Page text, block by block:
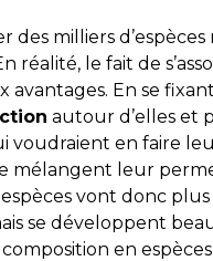
des milliers
réalité, le fait de
avantages. En se
autour d’elles et
voudraient en faire
mélangent leur
espèces vont donc
se développent
en